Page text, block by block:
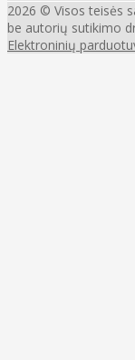
2026 © Visos teisės
be autorių sutikimo
Elektroninių